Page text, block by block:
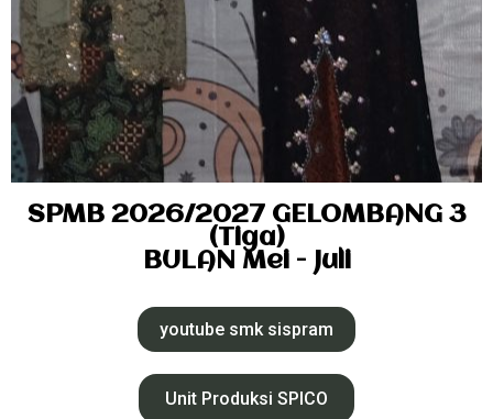
SPMB 2026/2027 GELOMBANG 3
(Tiga)
BULAN Mei - Juli
youtube smk sispram
Unit Produksi SPICO